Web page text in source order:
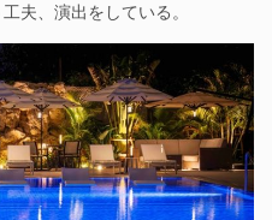
夫、演出をしている。